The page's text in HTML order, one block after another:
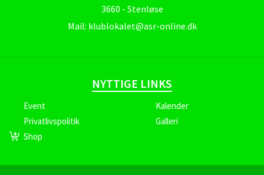
3660 - Stenløse
Mail: klublokalet@asr-online.dk
NYTTIGE LINKS
Event
Kalender
Privatlivspolitik
Galleri
Shop